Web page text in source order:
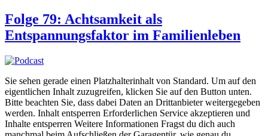
Folge 79: Achtsamkeit als
Entspannungsfaktor im Familienleben
Sie sehen gerade einen Platzhalterinhalt von Standard. Um auf den
eigentlichen Inhalt zuzugreifen, klicken Sie auf den Button unten.
Bitte beachten Sie, dass dabei Daten an Drittanbieter weitergegeben
werden. Inhalt entsperren Erforderlichen Service akzeptieren und
Inhalte entsperren Weitere Informationen Fragst du dich auch